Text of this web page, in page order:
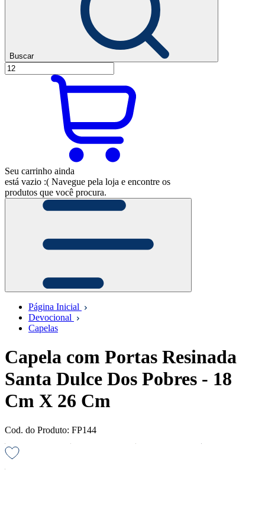
Buscar
Seu carrinho ainda
está vazio :( Navegue pela loja e encontre os
produtos que você procura.
Página Inicial
Devocional
Capelas
Capela com Portas Resinada
Santa Dulce Dos Pobres - 18
Cm X 26 Cm
Cod. do Produto: FP144